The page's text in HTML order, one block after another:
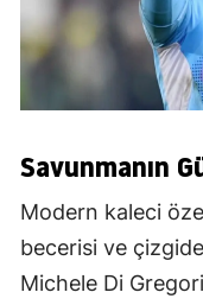
Savunmanın
Modern kaleci
becerisi ve
Michele Di